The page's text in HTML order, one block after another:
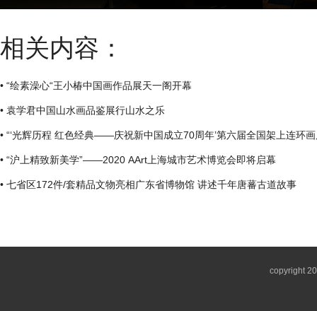
相关内容：
• “绘素澡心“王小椿中国画作品展天一阁开幕
• 袁学君中国山水画品鉴展行山水之乐
• “‘光辉历程 红色经典——庆祝新中国成立70周年’第六届全国架上连环
• “沪上精致新美学”——2020 AArt上海城市艺术博览会即将启幕
• 七省区172件/套精品文物亮相广东省博物馆 讲述千年唐蕃古道故事
copyright